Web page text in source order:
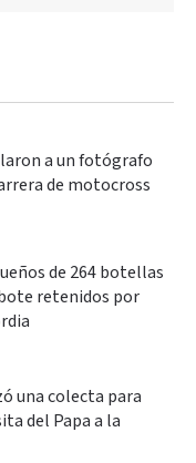
a un fotógrafo
de motocross
de 264 botellas
retenidos por
una colecta para
del Papa a la